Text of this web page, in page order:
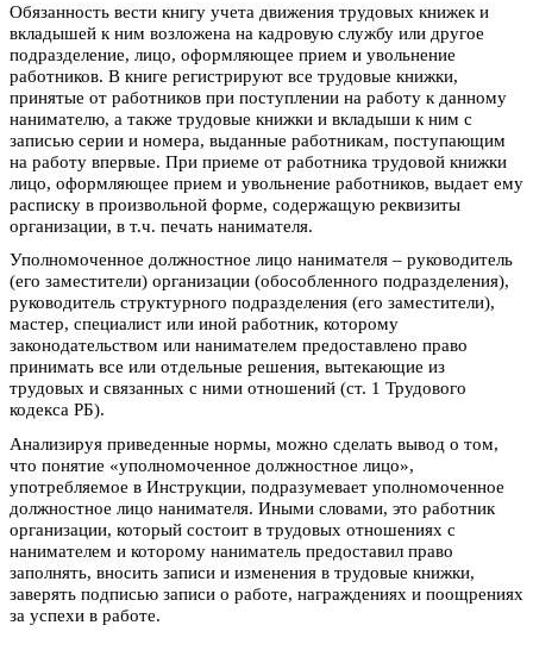
Обязанность вести книгу учета движения трудовых книжек и
вкладышей к ним возложена на кадровую службу или другое
подразделение, лицо, оформляющее прием и увольнение
работников. В книге регистрируют все трудовые книжки,
принятые от работников при поступлении на работу к данному
нанимателю, а также трудовые книжки и вкладыши к ним с
записью серии и номера, выданные работникам, поступающим
на работу впервые. При приеме от работника трудовой книжки
лицо, оформляющее прием и увольнение работников, выдает ему
расписку в произвольной форме, содержащую реквизиты
организации, в т.ч. печать нанимателя.
Уполномоченное должностное лицо нанимателя – руководитель
(его заместители) организации (обособленного подразделения),
руководитель структурного подразделения (его заместители),
мастер, специалист или иной работник, которому
законодательством или нанимателем предоставлено право
принимать все или отдельные решения, вытекающие из
трудовых и связанных с ними отношений (ст. 1 Трудового
кодекса РБ).
Анализируя приведенные нормы, можно сделать вывод о том,
что понятие «уполномоченное должностное лицо»,
употребляемое в Инструкции, подразумевает уполномоченное
должностное лицо нанимателя. Иными словами, это работник
организации, который состоит в трудовых отношениях с
нанимателем и которому наниматель предоставил право
заполнять, вносить записи и изменения в трудовые книжки,
заверять подписью записи о работе, награждениях и поощрениях
за успехи в работе.